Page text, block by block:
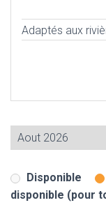
Adaptés aux
Disponible
disponible (pour